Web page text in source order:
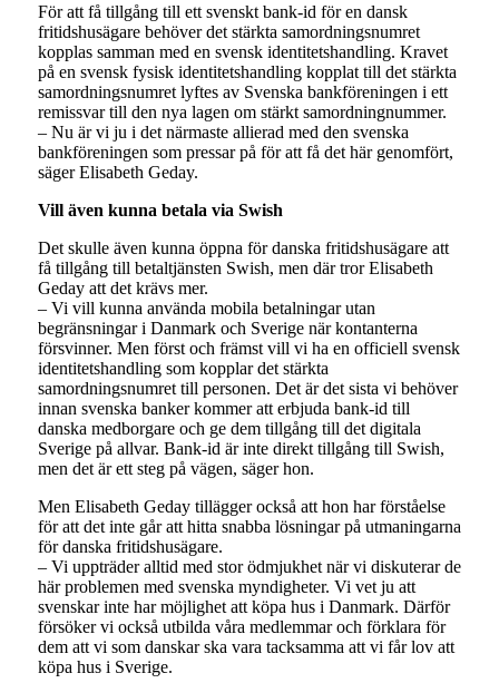
För att få tillgång till ett svenskt bank-id för en dansk
fritidshusägare behöver det stärkta samordningsnumret
kopplas samman med en svensk identitetshandling. Kravet
på en svensk fysisk identitetshandling kopplat till det stärkta
samordningsnumret lyftes av Svenska bankföreningen i ett
remissvar till den nya lagen om stärkt samordningnummer.
– Nu är vi ju i det närmaste allierad med den svenska
bankföreningen som pressar på för att få det här genomfört,
säger Elisabeth Geday.
Vill även kunna betala via Swish
Det skulle även kunna öppna för danska fritidshusägare att
få tillgång till betaltjänsten Swish, men där tror Elisabeth
Geday att det krävs mer.
– Vi vill kunna använda mobila betalningar utan
begränsningar i Danmark och Sverige när kontanterna
försvinner. Men först och främst vill vi ha en officiell svensk
identitetshandling som kopplar det stärkta
samordningsnumret till personen. Det är det sista vi behöver
innan svenska banker kommer att erbjuda bank-id till
danska medborgare och ge dem tillgång till det digitala
Sverige på allvar. Bank-id är inte direkt tillgång till Swish,
men det är ett steg på vägen, säger hon.
Men Elisabeth Geday tillägger också att hon har förståelse
för att det inte går att hitta snabba lösningar på utmaningarna
för danska fritidshusägare.
– Vi uppträder alltid med stor ödmjukhet när vi diskuterar de
här problemen med svenska myndigheter. Vi vet ju att
svenskar inte har möjlighet att köpa hus i Danmark. Därför
försöker vi också utbilda våra medlemmar och förklara för
dem att vi som danskar ska vara tacksamma att vi får lov att
köpa hus i Sverige.